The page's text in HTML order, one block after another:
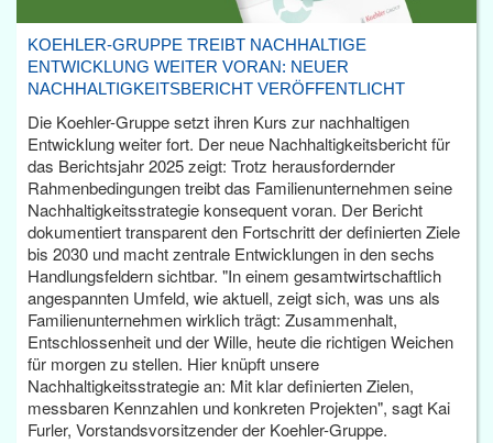
KOEHLER-GRUPPE TREIBT NACHHALTIGE
ENTWICKLUNG WEITER VORAN: NEUER
NACHHALTIGKEITSBERICHT VERÖFFENTLICHT
Die Koehler-Gruppe setzt ihren Kurs zur nachhaltigen
Entwicklung weiter fort. Der neue Nachhaltigkeitsbericht für
das Berichtsjahr 2025 zeigt: Trotz herausfordernder
Rahmenbedingungen treibt das Familienunternehmen seine
Nachhaltigkeitsstrategie konsequent voran. Der Bericht
dokumentiert transparent den Fortschritt der definierten Ziele
bis 2030 und macht zentrale Entwicklungen in den sechs
Handlungsfeldern sichtbar. "In einem gesamtwirtschaftlich
angespannten Umfeld, wie aktuell, zeigt sich, was uns als
Familienunternehmen wirklich trägt: Zusammenhalt,
Entschlossenheit und der Wille, heute die richtigen Weichen
für morgen zu stellen. Hier knüpft unsere
Nachhaltigkeitsstrategie an: Mit klar definierten Zielen,
messbaren Kennzahlen und konkreten Projekten", sagt Kai
Furler, Vorstandsvorsitzender der Koehler-Gruppe.